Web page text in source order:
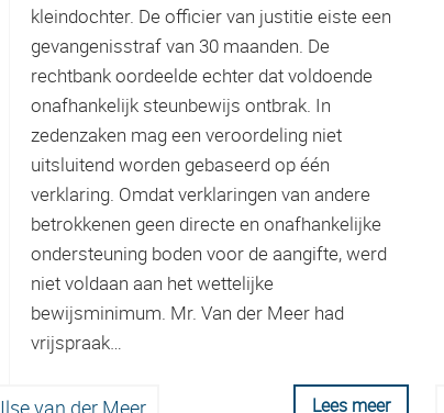
kleindochter. De officier van justitie eiste een
gevangenisstraf van 30 maanden. De
rechtbank oordeelde echter dat voldoende
onafhankelijk steunbewijs ontbrak. In
zedenzaken mag een veroordeling niet
uitsluitend worden gebaseerd op één
verklaring. Omdat verklaringen van andere
betrokkenen geen directe en onafhankelijke
ondersteuning boden voor de aangifte, werd
niet voldaan aan het wettelijke
bewijsminimum. Mr. Van der Meer had
vrijspraak…
Ilse van der Meer Lees meer